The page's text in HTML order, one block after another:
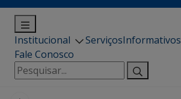
Institucional ServiçosInformativos
Fale Conosco
Pesquisar
por: